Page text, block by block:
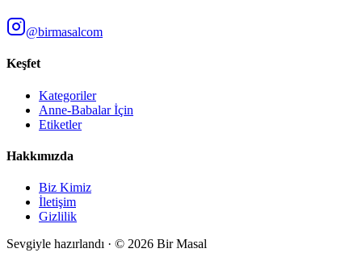
@birmasalcom
Keşfet
Kategoriler
Anne-Babalar İçin
Etiketler
Hakkımızda
Biz Kimiz
İletişim
Gizlilik
Sevgiyle hazırlandı · © 2026 Bir Masal